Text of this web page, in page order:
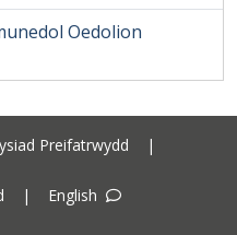
Oedolion
Preifatrwydd |
| English